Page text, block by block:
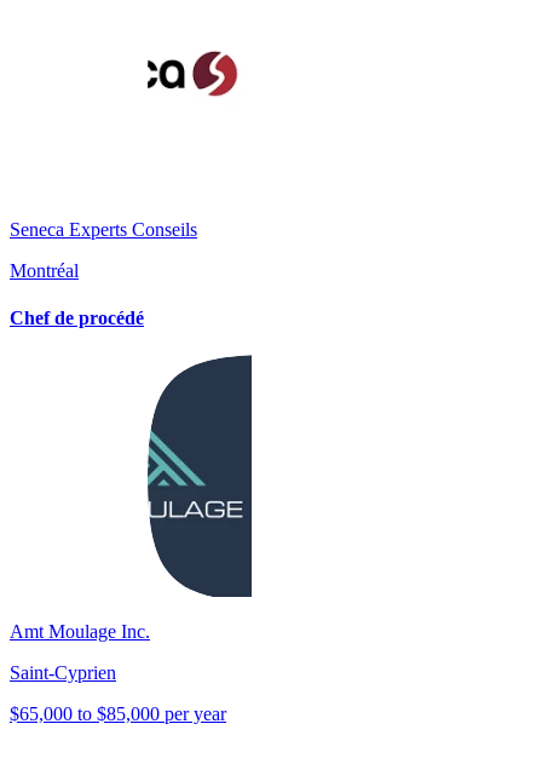
Seneca Experts Conseils
Montréal
Chef de procédé
Amt Moulage Inc.
Saint-Cyprien
$65,000 to $85,000 per year